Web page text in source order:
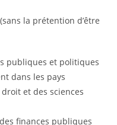
la prétention d’être
publiques et politiques
dans les pays
droit et des sciences
finances publiques